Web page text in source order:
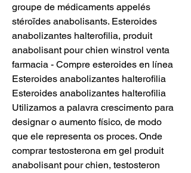
groupe de médicaments appelés
stéroïdes anabolisants. Esteroides
anabolizantes halterofilia, produit
anabolisant pour chien winstrol venta
farmacia - Compre esteroides en línea
Esteroides anabolizantes halterofilia
Esteroides anabolizantes halterofilia
Utilizamos a palavra crescimento para
designar o aumento físico, de modo
que ele representa os proces. Onde
comprar testosterona em gel produit
anabolisant pour chien, testosteron